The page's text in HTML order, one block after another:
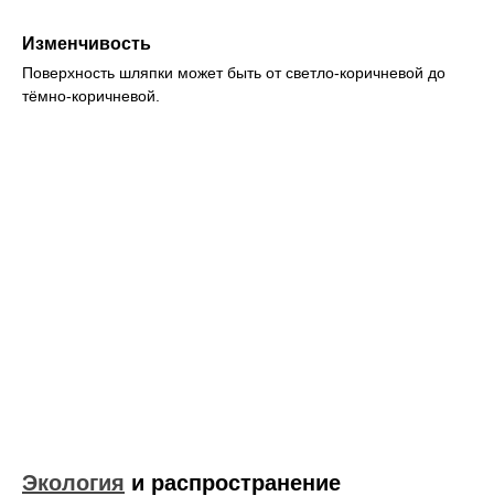
Изменчивость
Поверхность шляпки может быть от светло-коричневой до
тёмно-коричневой.
Экология и распространение